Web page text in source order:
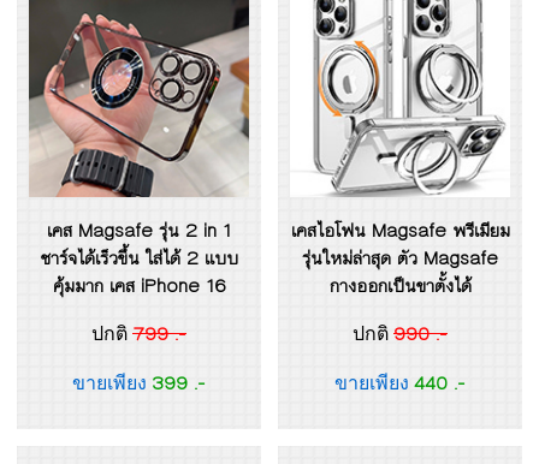
เคส Magsafe รุ่น 2 in 1
ชาร์จได้เร็วขึ้น ใส่ได้ 2 แบบ
คุ้มมาก เคส iPhone 16
ปกติ 799 .-
ขายเพียง 399 .-
เคสไอโฟน Magsafe พรีเมียม
รุ่นใหม่ล่าสุด ตัว Magsafe
กางออกเป็นขาตั้งได้
ปกติ 990 .-
ขายเพียง 440 .-